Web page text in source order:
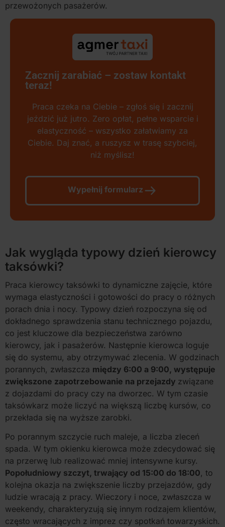
przewożonych pasażerów.
Zacznij zarabiać – zostaw kontakt
teraz!
Praca czeka na Ciebie – zgłoś się i zacznij
jeździć już jutro. Zero opłat, pełne wsparcie i
elastyczność – wszystko załatwiamy za
Ciebie. Daj znać, a ruszysz w trasę szybciej,
niż myślisz!
Wypełnij formularz
Jak wygląda typowy dzień kierowcy
taksówki?
Praca kierowcy taksówki to dynamiczne zajęcie, które
wymaga elastyczności i gotowości do pracy o różnych
porach dnia i nocy. Typowy dzień rozpoczyna się od
dokładnego sprawdzenia stanu technicznego pojazdu,
co jest kluczowe dla bezpieczeństwa zarówno
kierowcy, jak i pasażerów. Następnie kierowca loguje
się do systemu, aby otrzymywać zlecenia. W godzinach
porannych, zwłaszcza między 6:00 a 9:00, występuje
zwiększone zapotrzebowanie na przejazdy związane
z dojazdami do pracy czy na dworzec. W tym czasie
taksówkarz może liczyć na większą liczbę kursów, co
przekłada się na wyższe zarobki.
Po porannym szczycie ruch maleje, a liczba zleceń
spada. W tym okienku kierowca może zdecydować się
na przerwę lub realizować mniej intensywne kursy.
Popołudniowy szczyt, trwający od 15:00 do 18:00, to
kolejna okazja na zwiększenie liczby przejazdów, gdy
ludzie wracają z pracy. Wieczory i noce, zwłaszcza w
weekendy, charakteryzują się innym rodzajem klientów,
często wracających z imprez czy spotkań towarzyskich.